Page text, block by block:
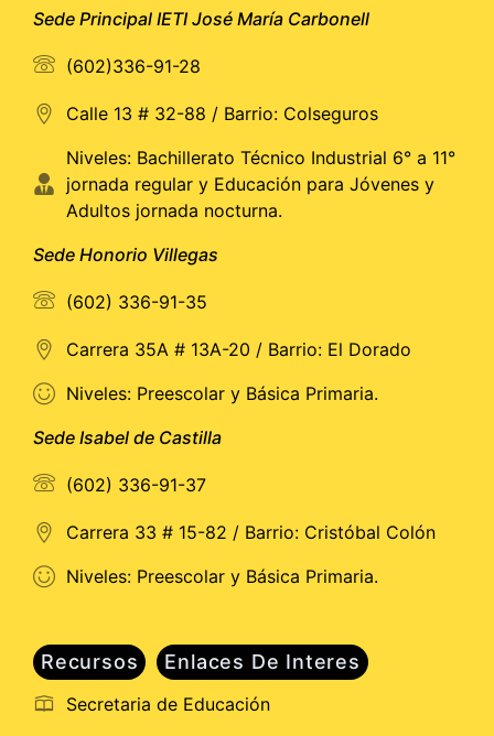
Sede Principal IETI José María Carbonell
(602)336-91-28
Calle 13 # 32-88 / Barrio: Colseguros
Niveles: Bachillerato Técnico Industrial 6° a 11°
jornada regular y Educación para Jóvenes y
Adultos jornada nocturna.
Sede Honorio Villegas
(602) 336-91-35
Carrera 35A # 13A-20 / Barrio: El Dorado
Niveles: Preescolar y Básica Primaria.
Sede Isabel de Castilla
(602) 336-91-37
Carrera 33 # 15-82 / Barrio: Cristóbal Colón
Niveles: Preescolar y Básica Primaria.
Recursos Enlaces De Interes
Secretaria de Educación